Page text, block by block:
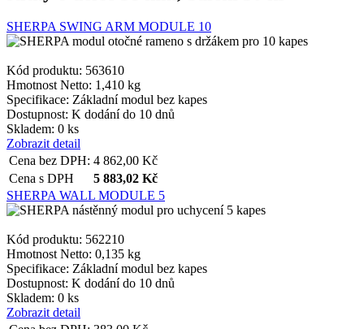
SHERPA SWING ARM MODULE 10
Kód produktu: 563610
Hmotnost Netto: 1,410 kg
Specifikace: Základní modul bez kapes
Dostupnost: K dodání do 10 dnů
Skladem: 0 ks
Zobrazit detail
Cena bez DPH: 4 862,00 Kč
Cena s DPH
5 883,02 Kč
SHERPA WALL MODULE 5
Kód produktu: 562210
Hmotnost Netto: 0,135 kg
Specifikace: Základní modul bez kapes
Dostupnost: K dodání do 10 dnů
Skladem: 0 ks
Zobrazit detail